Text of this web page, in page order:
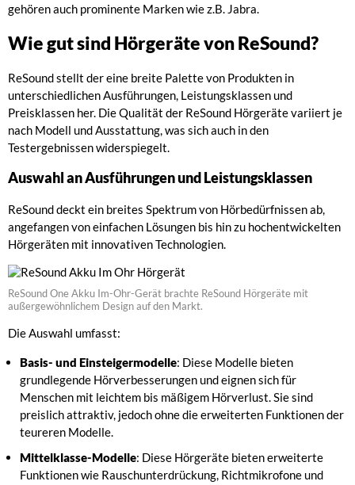
gehören auch prominente Marken wie z.B. Jabra.
Wie gut sind Hörgeräte von ReSound?
ReSound stellt der eine breite Palette von Produkten in
unterschiedlichen Ausführungen, Leistungsklassen und
Preisklassen her. Die Qualität der ReSound Hörgeräte variiert je
nach Modell und Ausstattung, was sich auch in den
Testergebnissen widerspiegelt.
Auswahl an Ausführungen und Leistungsklassen
ReSound deckt ein breites Spektrum von Hörbedürfnissen ab,
angefangen von einfachen Lösungen bis hin zu hochentwickelten
Hörgeräten mit innovativen Technologien.
ReSound One Akku Im-Ohr-Gerät brachte ReSound Hörgeräte mit
außergewöhnlichem Design auf den Markt.
Die Auswahl umfasst:
Basis- und Einsteigermodelle: Diese Modelle bieten
grundlegende Hörverbesserungen und eignen sich für
Menschen mit leichtem bis mäßigem Hörverlust. Sie sind
preislich attraktiv, jedoch ohne die erweiterten Funktionen der
teureren Modelle.
Mittelklasse-Modelle: Diese Hörgeräte bieten erweiterte
Funktionen wie Rauschunterdrückung, Richtmikrofone und